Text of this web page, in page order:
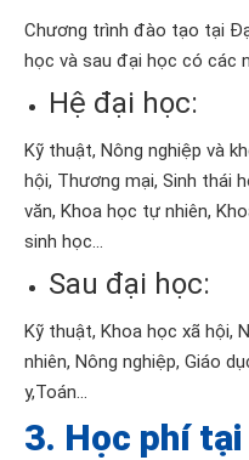
Chương trình đào tạo tại
học và sau đại học có các
Hệ đại học:
Kỹ thuật, Nông nghiệp và
hội, Thương mại, Sinh thái
văn, Khoa học tự nhiên,
sinh học…
Sau đại học:
Kỹ thuật, Khoa học xã hội,
nhiên, Nông nghiệp, Giáo
y,Toán…
3. Học phí